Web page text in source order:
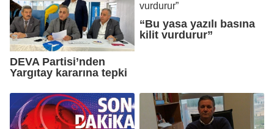
DEVA Partisi’nden
Yargıtay kararına tepki
“Bu yasa yazılı basına
kilit vurdurur”